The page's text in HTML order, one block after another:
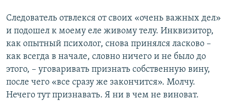
Следователь отвлекся от своих «очень важных дел»
и подошел к моему еле живому телу. Инквизитор,
как опытный психолог, снова принялся ласково –
как всегда в начале, словно ничего и не было до
этого, – уговаривать признать собственную вину,
после чего «все сразу же закончится». Молчу.
Нечего тут признавать. Я ни в чем не виноват.